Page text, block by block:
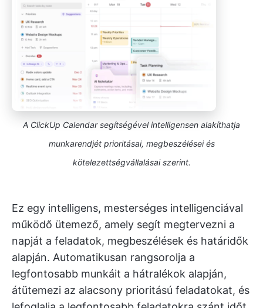
A ClickUp Calendar segítségével intelligensen alakíthatja
munkarendjét prioritásai, megbeszélései és
kötelezettségvállalásai szerint.
Ez egy intelligens, mesterséges intelligenciával
működő ütemező, amely segít megtervezni a
napját a feladatok, megbeszélések és határidők
alapján. Automatikusan rangsorolja a
legfontosabb munkáit a hátralékok alapján,
átütemezi az alacsony prioritású feladatokat, és